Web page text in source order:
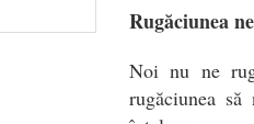
Rugăciunea
Noi nu ne
rugăciunea